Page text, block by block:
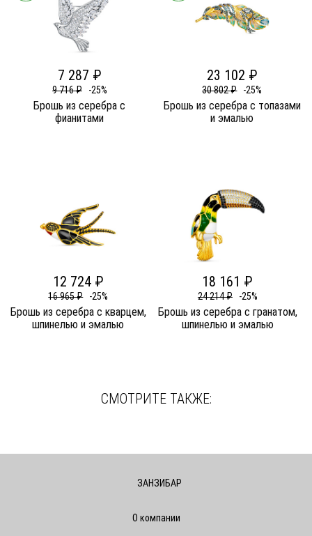
7 287 ₽
9 716 ₽ -25%
Брошь из серебра c
фианитами
23 102 ₽
30 802 ₽ -25%
Брошь из серебра c топазами
и эмалью
12 724 ₽
16 965 ₽ -25%
Брошь из серебра c кварцем,
шпинелью и эмалью
18 161 ₽
24 214 ₽ -25%
Брошь из серебра c гранатом,
шпинелью и эмалью
СМОТРИТЕ ТАКЖЕ:
ЗАНЗИБАР
О компании